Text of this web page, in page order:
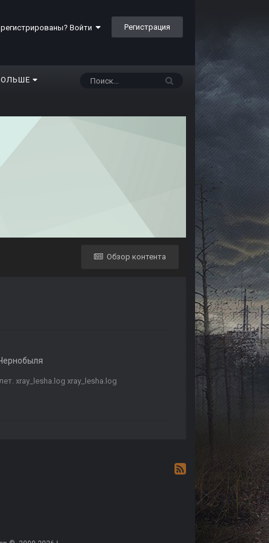
Войти Регистрация
Обзор контента
xray_lesha.log xray_lesha.log